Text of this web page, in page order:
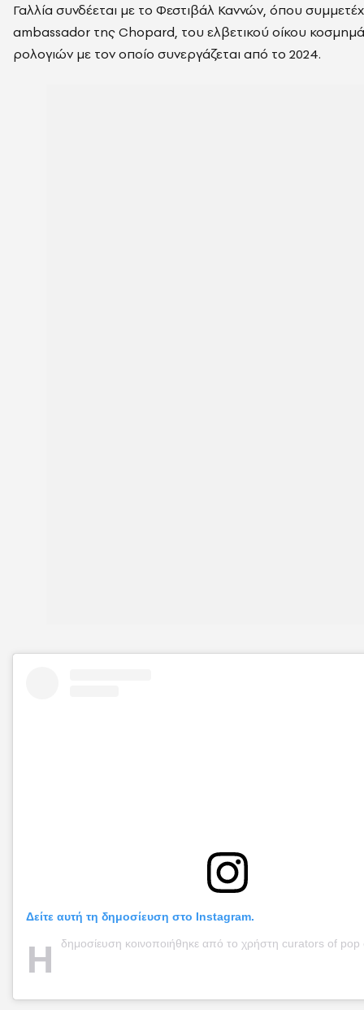
Γαλλία συνδέεται με το Φεστιβάλ Καννών, όπου
ambassador της Chopard, του ελβετικού οίκου
ρολογιών με τον οποίο συνεργάζεται από το 2024.
Δείτε αυτή τη δημοσίευση στο Instagram.
Η δημοσίευση κοινοποιήθηκε από το χρήστη curators of pop culture